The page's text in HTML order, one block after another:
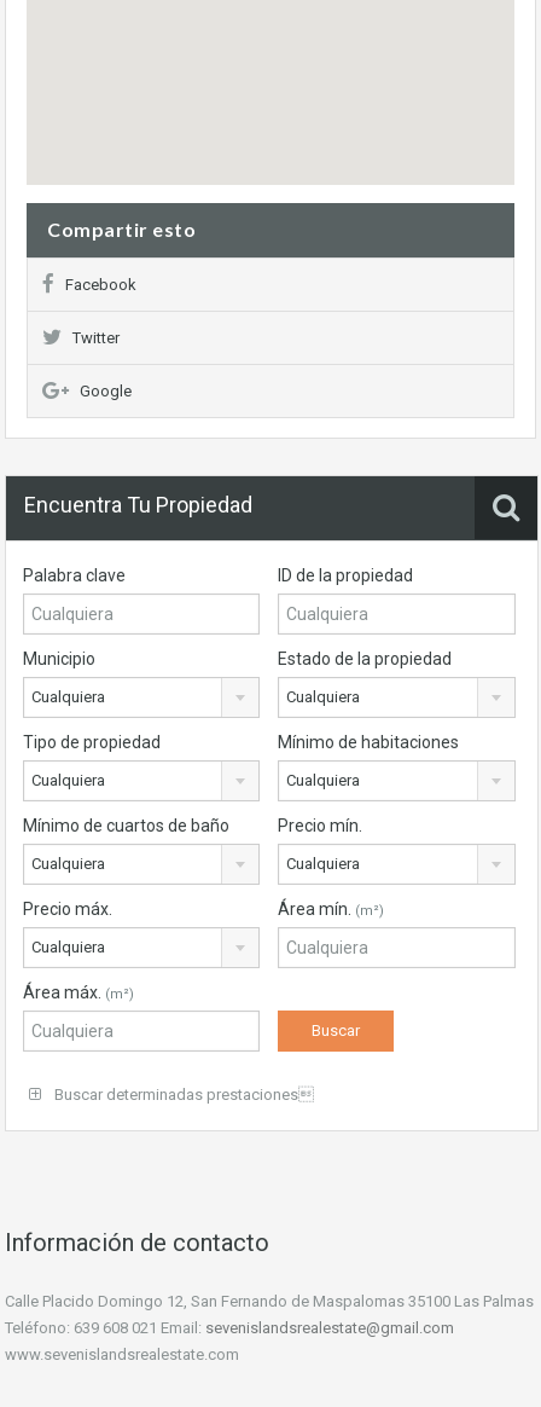
Compartir esto
Facebook
Twitter
Google
Encuentra Tu Propiedad
Palabra clave ID de la propiedad
Municipio
Cualquiera
Estado de la propiedad
Cualquiera
Tipo de propiedad
Cualquiera
Mínimo de habitaciones
Cualquiera
Mínimo de cuartos de baño
Cualquiera
Precio mín.
Cualquiera
Precio máx.
Cualquiera
Área mín. (m²)
Área máx. (m²)
Buscar determinadas prestaciones
Información de contacto
Calle Placido Domingo 12, San Fernando de Maspalomas 35100 Las Palmas
Teléfono: 639 608 021 Email: sevenislandsrealestate@gmail.com
www.sevenislandsrealestate.com